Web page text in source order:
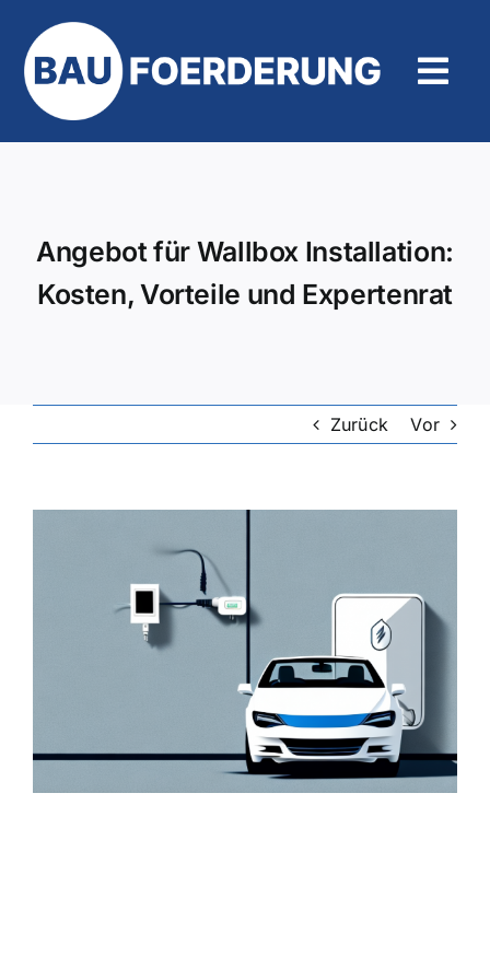
Inhalt
springen
Angebot für Wallbox Installation:
Kosten, Vorteile und Expertenrat
Zurück Vor